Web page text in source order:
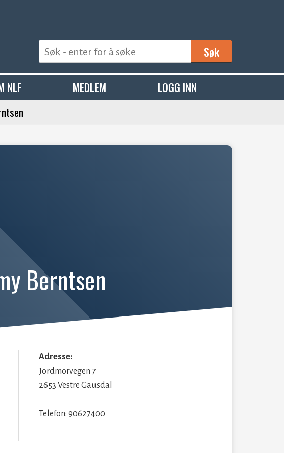
Søk
NLF MEDLEM
LOGG INN
Berntsen
Adresse:
Jordmorvegen 7
2653 Vestre Gausdal
Telefon: 90627400